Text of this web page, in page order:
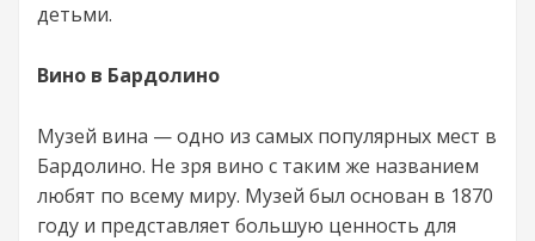
детьми.
Вино в Бардолино
Музей вина — одно из самых популярных мест в
Бардолино. Не зря вино с таким же названием
любят по всему миру. Музей был основан в 1870
году и представляет большую ценность для